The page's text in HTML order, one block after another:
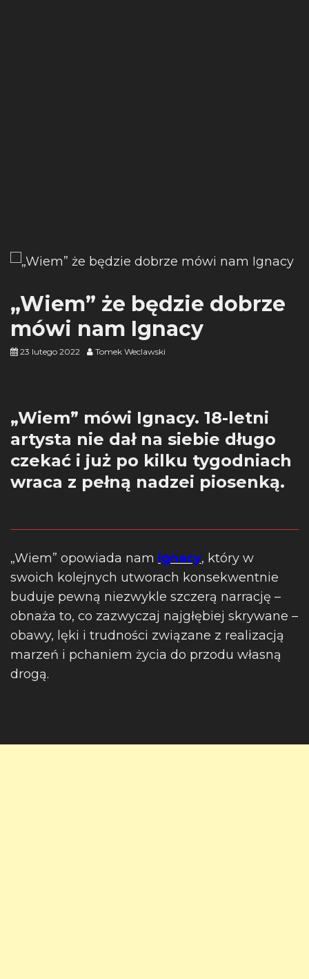
„Wiem” że będzie dobrze
mówi nam Ignacy
23 lutego 2022 Tomek Weclawski
„Wiem” mówi Ignacy. 18-letni
artysta nie dał na siebie długo
czekać i już po kilku tygodniach
wraca z pełną nadzei piosenką.
„Wiem” opowiada nam Ignacy, który w
swoich kolejnych utworach konsekwentnie
buduje pewną niezwykle szczerą narrację –
obnaża to, co zazwyczaj najgłębiej skrywane –
obawy, lęki i trudności związane z realizacją
marzeń i pchaniem życia do przodu własną
drogą.